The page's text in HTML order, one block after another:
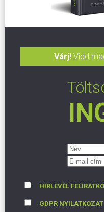
Várj! Vidd
HÍRLEVÉL
GDPR NYILATKOZAT